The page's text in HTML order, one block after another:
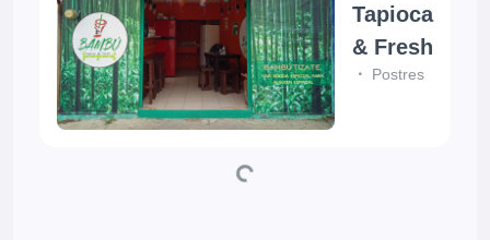
Tapioca
& Fresh
Postres